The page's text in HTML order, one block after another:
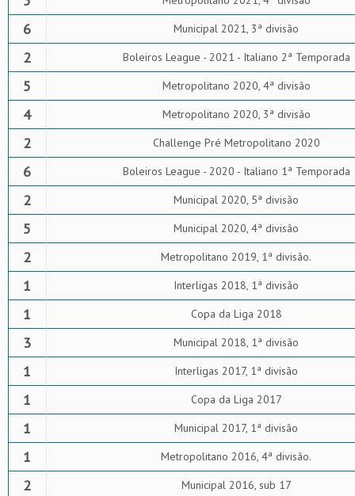
6 Municipal 2021, 3ª divisão
2 Boleiros League - 2021 - Italiano 2ª Temporada
5 Metropolitano 2020, 4ª divisão
4 Metropolitano 2020, 3ª divisão
2 Challenge Pré Metropolitano 2020
6 Boleiros League - 2020 - Italiano 1ª Temporada
2 Municipal 2020, 5ª divisão
5 Municipal 2020, 4ª divisão
2 Metropolitano 2019, 1ª divisão.
1 Interligas 2018, 1ª divisão
1 Copa da Liga 2018
3 Municipal 2018, 1ª divisão
1 Interligas 2017, 1ª divisão
1 Copa da Liga 2017
1 Municipal 2017, 1ª divisão
1 Metropolitano 2016, 4ª divisão.
2 Municipal 2016, sub 17